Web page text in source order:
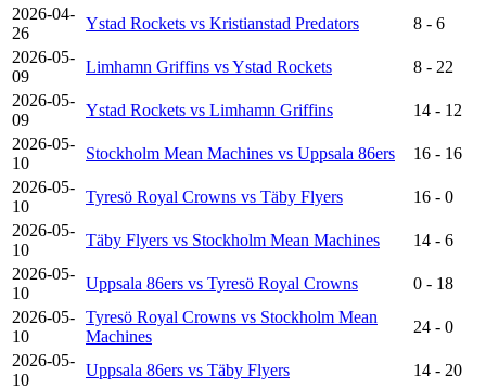
2026-04-
26
Ystad Rockets vs Kristianstad Predators
8 - 6
2026-05-
09
Limhamn Griffins vs Ystad Rockets
8 - 22
2026-05-
09
Ystad Rockets vs Limhamn Griffins
14 - 12
2026-05-
10
Stockholm Mean Machines vs Uppsala 86ers
16 - 16
2026-05-
10
Tyresö Royal Crowns vs Täby Flyers
16 - 0
2026-05-
10
Täby Flyers vs Stockholm Mean Machines
14 - 6
2026-05-
10
Uppsala 86ers vs Tyresö Royal Crowns
0 - 18
2026-05-
10
Tyresö Royal Crowns vs Stockholm Mean
Machines
24 - 0
2026-05-
10
Uppsala 86ers vs Täby Flyers
14 - 20